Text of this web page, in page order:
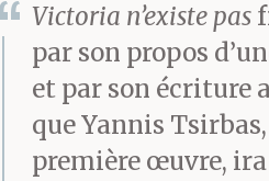
contact. T’as
deux-trois
Victoria n’existe pas
par son propos
et par son écriture
que Yannis
première œuvre,